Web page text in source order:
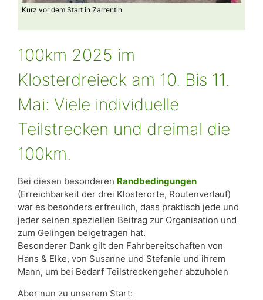
Kurz vor dem Start in Zarrentin
100km 2025 im
Klosterdreieck am 10. Bis 11.
Mai: Viele individuelle
Teilstrecken und dreimal die
100km.
Bei diesen besonderen Randbedingungen
(Erreichbarkeit der drei Klosterorte, Routenverlauf)
war es besonders erfreulich, dass praktisch jede und
jeder seinen speziellen Beitrag zur Organisation und
zum Gelingen beigetragen hat.
Besonderer Dank gilt den Fahrbereitschaften von
Hans & Elke, von Susanne und Stefanie und ihrem
Mann, um bei Bedarf Teilstreckengeher abzuholen
Aber nun zu unserem Start: